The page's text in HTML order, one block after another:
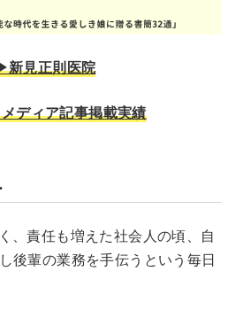
新見正則医院
ディア記事掲載実績
、責任も増えた社会人の頃、自
後輩の業務を手伝うという毎日